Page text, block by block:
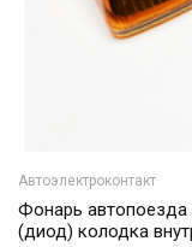
Автоэлектроконтакт
Фонарь автопоезда
(диод) колодка